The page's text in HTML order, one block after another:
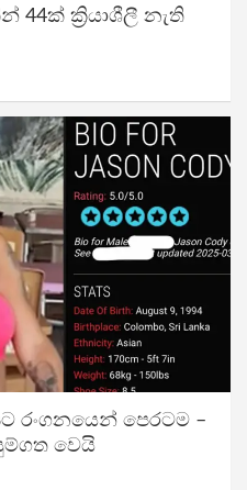
44ක් ක්‍රියාශීලී නැති
රංගනයෙන් පෙරටම –
වෙයි